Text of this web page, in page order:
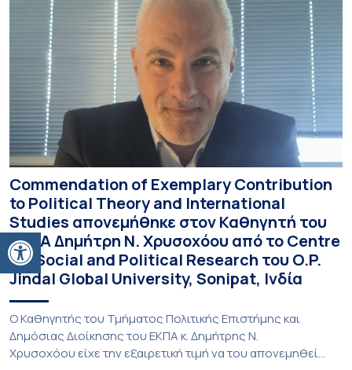
Ανοίξτε τη γραμμή εργαλείων
Commendation of Exemplary Contribution
to Political Theory and International
Studies απονεμήθηκε στον Καθηγητή του
ΕΚΠΑ Δημήτρη Ν. Χρυσοχόου από το Centre
for Social and Political Research του O.P.
Jindal Global University, Sonipat, Ινδία
Ο Καθηγητής του Τμήματος Πολιτικής Επιστήμης και
Δημόσιας Διοίκησης του ΕΚΠΑ κ. Δημήτρης Ν.
Χρυσοχόου είχε την εξαιρετική τιμή να του απονεμηθεί